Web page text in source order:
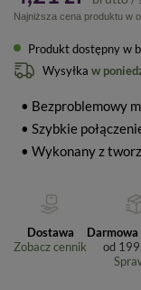
Najniższa cena produktu w
Produkt dostępny w
Wysyłka w
• Bezproblemowy
• Szybkie
• Wykonany z
Dostawa
Zobacz cennik
Darmowa
od